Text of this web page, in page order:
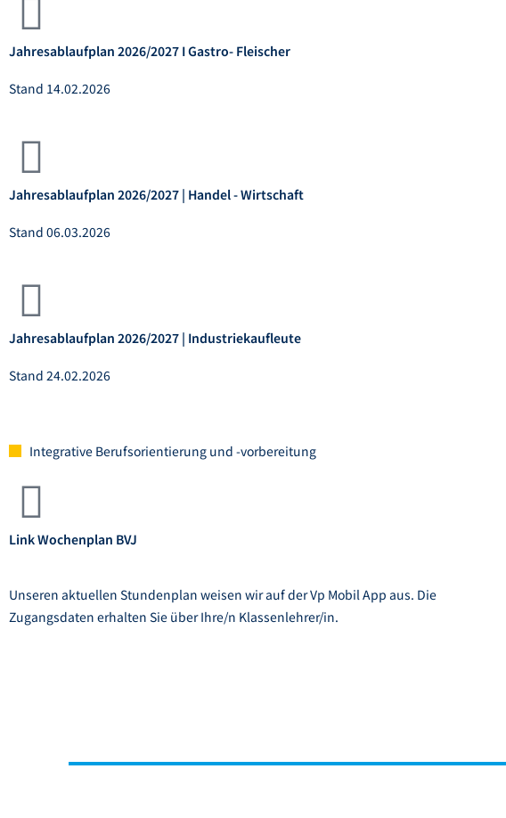
Jahresablaufplan 2026/2027 I Gastro- Fleischer
Stand 14.02.2026
Jahresablaufplan 2026/2027 | Handel - Wirtschaft
Stand 06.03.2026
Jahresablaufplan 2026/2027 | Industriekaufleute
Stand 24.02.2026
Integrative Berufsorientierung und -vorbereitung
Link Wochenplan BVJ
Unseren aktuellen Stundenplan weisen wir auf der Vp Mobil App aus. Die
Zugangsdaten erhalten Sie über Ihre/n Klassenlehrer/in.